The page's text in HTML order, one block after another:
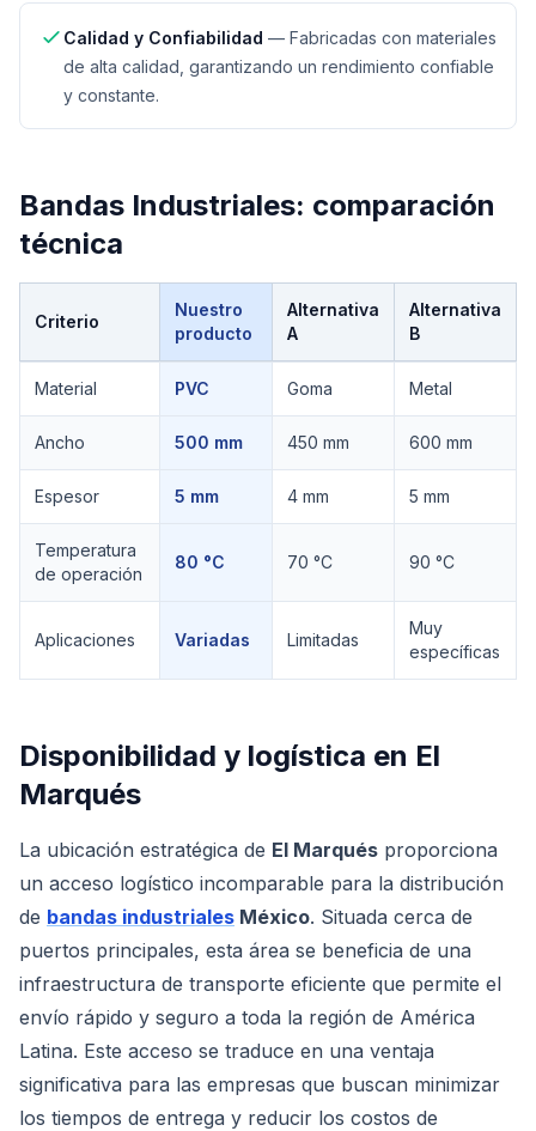
Calidad y Confiabilidad — Fabricadas con materiales
de alta calidad, garantizando un rendimiento confiable
y constante.
Bandas Industriales: comparación
técnica
Criterio
Nuestro
producto
Alternativa
A
Alternativa
B
Material PVC Goma Metal
Ancho 500 mm 450 mm 600 mm
Espesor 5 mm 4 mm 5 mm
Temperatura
de operación
80 °C 70 °C 90 °C
Aplicaciones Variadas Limitadas
Muy
específicas
Disponibilidad y logística en El
Marqués
La ubicación estratégica de El Marqués proporciona
un acceso logístico incomparable para la distribución
de bandas industriales México. Situada cerca de
puertos principales, esta área se beneficia de una
infraestructura de transporte eficiente que permite el
envío rápido y seguro a toda la región de América
Latina. Este acceso se traduce en una ventaja
significativa para las empresas que buscan minimizar
los tiempos de entrega y reducir los costos de